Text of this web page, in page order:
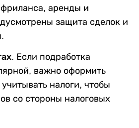
аренды и
защита сделок и
Если подработка
важно оформить
налоги, чтобы
со стороны налоговых